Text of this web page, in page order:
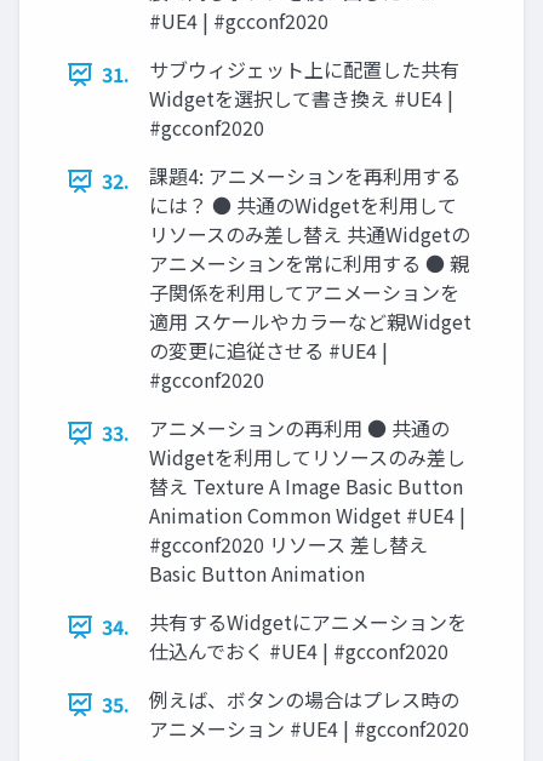
#UE4 | #gcconf2020
31.
サブウィジェット上に配置した共有
Widgetを選択して書き換え #UE4 |
#gcconf2020
32.
課題4: アニメーションを再利用する
には？ ● 共通のWidgetを利用して
リソースのみ差し替え 共通Widgetの
アニメーションを常に利用する ● 親
子関係を利用してアニメーションを
適用 スケールやカラーなど親Widget
の変更に追従させる #UE4 |
#gcconf2020
33.
アニメーションの再利用 ● 共通の
Widgetを利用してリソースのみ差し
替え Texture A Image Basic Button
Animation Common Widget #UE4 |
#gcconf2020 リソース 差し替え
Basic Button Animation
34.
共有するWidgetにアニメーションを
仕込んでおく #UE4 | #gcconf2020
35.
例えば、ボタンの場合はプレス時の
アニメーション #UE4 | #gcconf2020